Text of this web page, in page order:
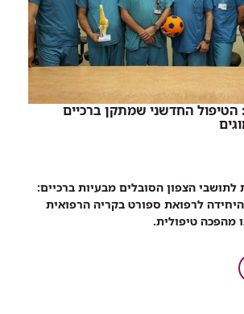
הטיפול החדשני שמתקן ברכיים
הצפון הסובלים מבעיות ברכיים:
לרפואת ספורט בקריה הרפואית
מהפכה טיפולית.